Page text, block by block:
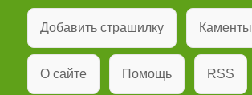
Добавить страшилку Каменты
О сайте Помощь RSS